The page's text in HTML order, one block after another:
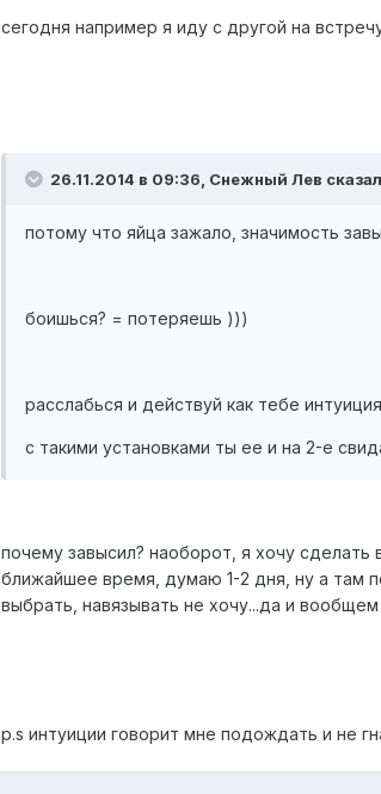
сегодня например я иду с другой на
26.11.2014 в 09:36, Снежный Лев
потому что яйца зажало, значимость
боишься? = потеряешь )))
расслабься и действуй как тебе
с такими установками ты ее и на 2-е
почему завысил? наоборот, я хочу
ближайшее время, думаю 1-2 дня, ну а там
выбрать, навязывать не хочу...да и
p.s интуиции говорит мне подождать и не